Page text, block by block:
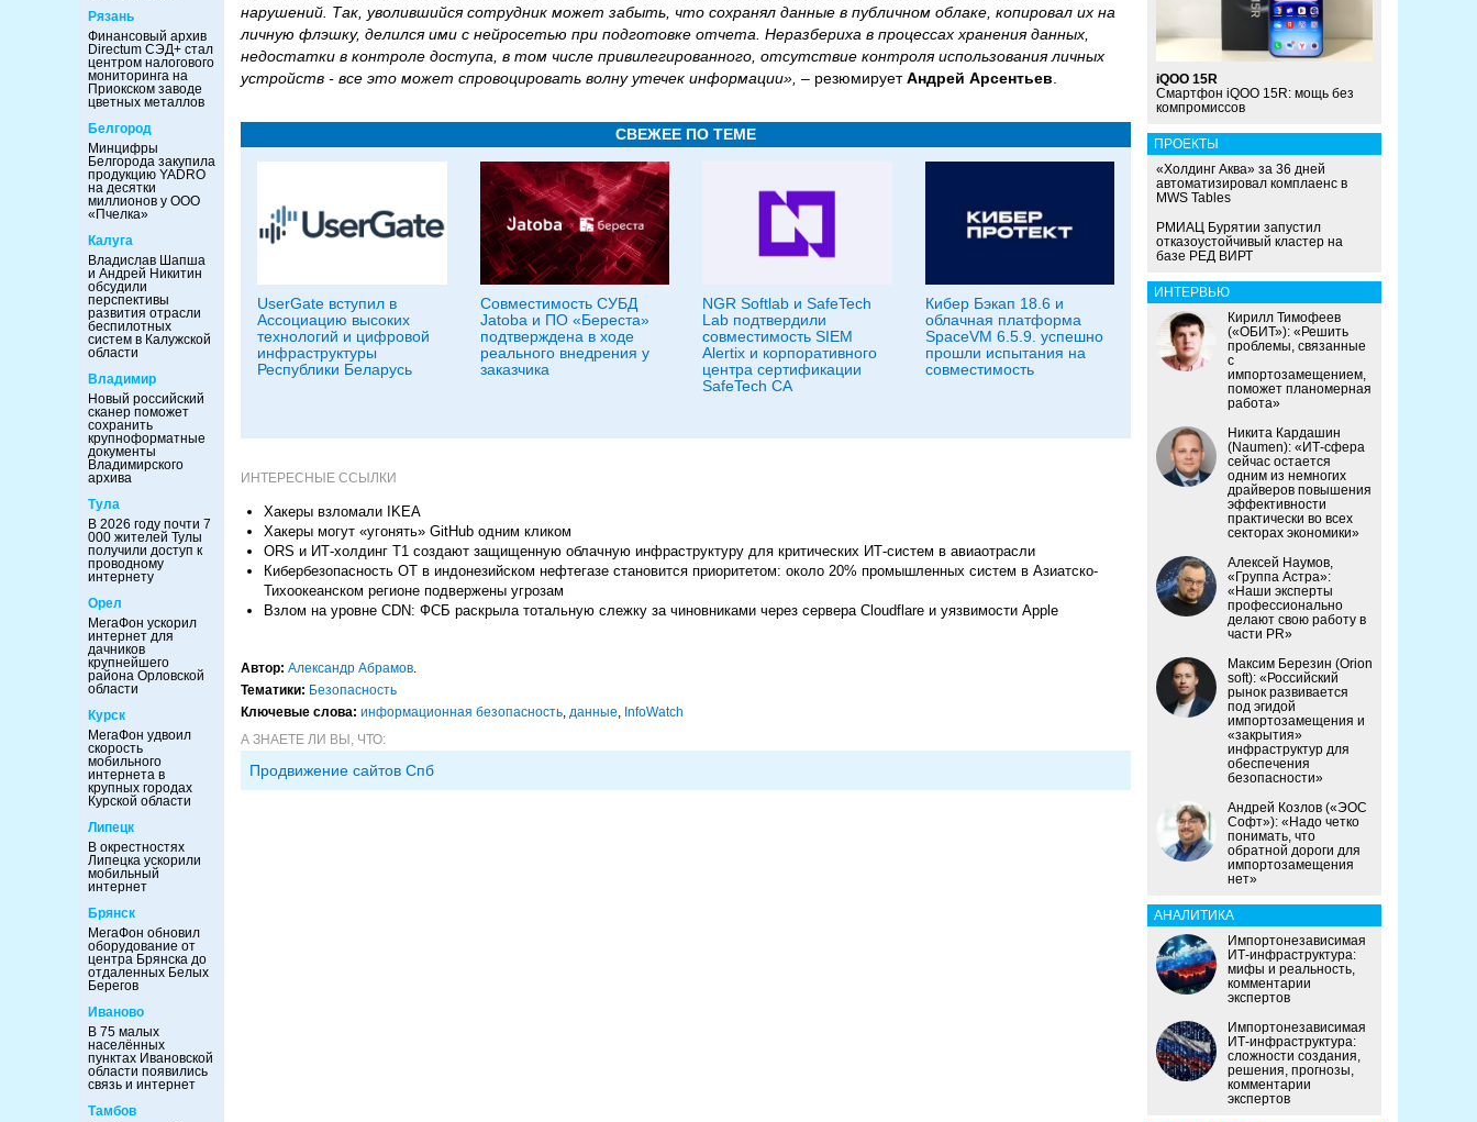
Рязань
Финансовый архив
Directum СЭД+ стал
центром налогового
мониторинга на
Приокском заводе
цветных металлов
Белгород
Минцифры
Белгорода закупила
продукцию YADRO
на десятки
миллионов у ООО
«Пчелка»
Калуга
Владислав Шапша
и Андрей Никитин
обсудили
перспективы
развития отрасли
беспилотных
систем в Калужской
области
Владимир
Новый российский
сканер поможет
сохранить
крупноформатные
документы
Владимирского
архива
Тула
В 2026 году почти 7
000 жителей Тулы
получили доступ к
проводному
интернету
Орел
МегаФон ускорил
интернет для
дачников
крупнейшего
района Орловской
области
Курск
МегаФон удвоил
скорость
мобильного
интернета в
крупных городах
Курской области
Липецк
В окрестностях
Липецка ускорили
мобильный
интернет
Брянск
МегаФон обновил
оборудование от
центра Брянска до
отдаленных Белых
Берегов
Иваново
В 75 малых
населённых
пунктах Ивановской
области появились
связь и интернет
Тамбов
нарушений. Так, уволившийся сотрудник может забыть, что сохранял данные в публичном облаке, копировал их на
личную флэшку, делился ими с нейросетью при подготовке отчета. Неразбериха в процессах хранения данных,
недостатки в контроле доступа, в том числе привилегированного, отсутствие контроля использования личных
устройств - все это может спровоцировать волну утечек информации», – резюмируетАндрей Арсентьев
СВЕЖЕЕ ПО ТЕМЕ
UserGate вступил в
Ассоциацию высоких
технологий и цифровой
инфраструктуры
Республики Беларусь
Совместимость СУБД
Jatoba и ПО «Береста»
подтверждена в ходе
реального внедрения у
заказчика
NGR Softlab и SafeTech
Lab подтвердили
совместимость SIEM
Alertix и корпоративного
центра сертификации
SafeTech CA
Кибер Бэкап 18.6 и
облачная платформа
SpaceVM 6.5.9. успешно
прошли испытания на
совместимость
ИНТЕРЕСНЫЕ ССЫЛКИ
Хакеры взломали IKEA
Хакеры могут «угонять» GitHub одним кликом
ORS и ИТ-холдинг T1 создают защищенную облачную инфраструктуру для критических ИТ-систем в авиаотрасли
Кибербезопасность ОТ в индонезийском нефтегазе становится приоритетом: около 20% промышленных систем в Азиатско-
Тихоокеанском регионе подвержены угрозам
Взлом на уровне CDN: ФСБ раскрыла тотальную слежку за чиновниками через сервера Cloudflare и уязвимости Apple
Автор: Александр Абрамов.
Тематики: Безопасность
Ключевые слова: информационная безопасность, данные, InfoWatch
А ЗНАЕТЕ ЛИ ВЫ, ЧТО:
Продвижение сайтов Спб
iQOO 15R
Смартфон iQOO 15R: мощь без
компромиссов
ПРОЕКТЫ
«Холдинг Аква» за 36 дней
автоматизировал комплаенс в
MWS Tables
РМИАЦ Бурятии запустил
отказоустойчивый кластер на
базе РЕД ВИРТ
ИНТЕРВЬЮ
Кирилл Тимофеев
(«ОБИТ»): «Решить
проблемы, связанные
с
импортозамещением,
поможет планомерная
работа»
Никита Кардашин
(Naumen): «ИТ-сфера
сейчас остается
одним из немногих
драйверов повышения
эффективности
практически во всех
секторах экономики»
Алексей Наумов,
«Группа Астра»:
«Наши эксперты
профессионально
делают свою работу в
части PR»
Максим Березин (Orion
soft): «Российский
рынок развивается
под эгидой
импортозамещения и
«закрытия»
инфраструктур для
обеспечения
безопасности»
Андрей Козлов («ЭОС
Софт»): «Надо четко
понимать, что
обратной дороги для
импортозамещения
нет»
АНАЛИТИКА
Импортонезависимая
ИТ-инфраструктура:
мифы и реальность,
комментарии
экспертов
Импортонезависимая
ИТ-инфраструктура:
сложности создания,
решения, прогнозы,
комментарии
экспертов